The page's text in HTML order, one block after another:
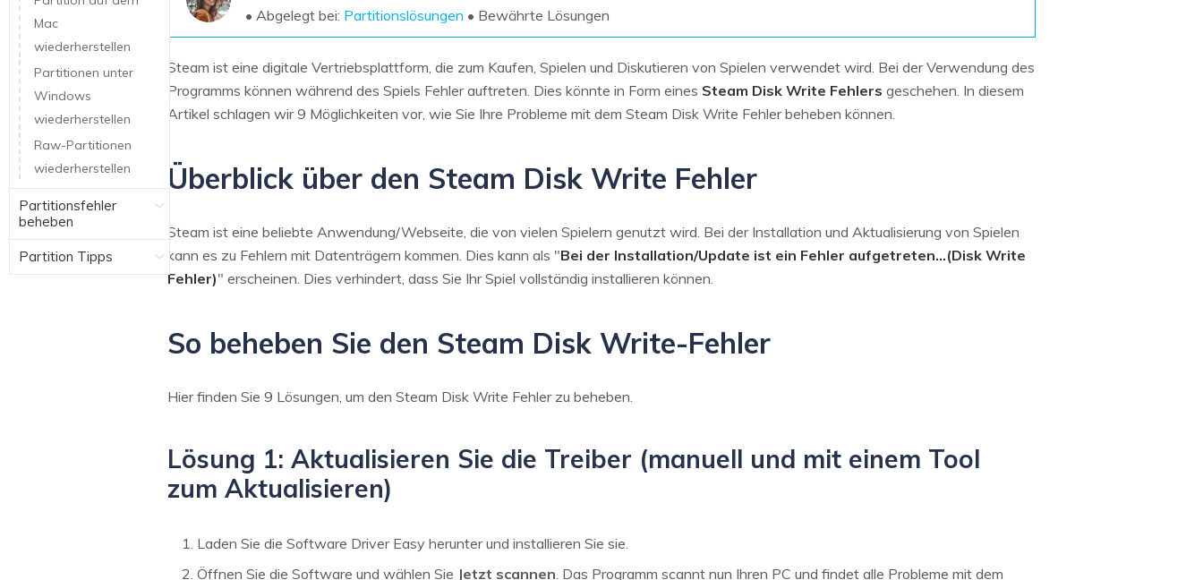
Alle Produkte ansehen
Mac-Papierkorb-Wiederherstellung
ZIP-
Wiederherstellung
Email-
Wiederherstellung
PPT-
Wiederherstellung
PDF-
Wiederherstellung
Formatierte Festplatte
wiederherstellen
RAID
Datenrettung
Wiederherstellung nach
Werkseinstellung
RAW-Festplatten-
ALLE FUNKTIONEN ENTDECKEN
• Abgelegt bei: Partitionslösungen • Bewährte Lösungen
Steam ist eine digitale Vertriebsplattform, die zum Kaufen, Spielen und Diskutieren von Spielen verwendet wird. Bei der Verwendung des
Programms können während des Spiels Fehler auftreten. Dies könnte in Form eines Steam Disk Write Fehlers geschehen. In diesem
Artikel schlagen wir 9 Möglichkeiten vor, wie Sie Ihre Probleme mit dem Steam Disk Write Fehler beheben können.
Überblick über den Steam Disk Write Fehler
Steam ist eine beliebte Anwendung/Webseite, die von vielen Spielern genutzt wird. Bei der Installation und Aktualisierung von Spielen
kann es zu Fehlern mit Datenträgern kommen. Dies kann als "Bei der Installation/Update ist ein Fehler aufgetreten...(Disk Write
Fehler)" erscheinen. Dies verhindert, dass Sie Ihr Spiel vollständig installieren können.
So beheben Sie den Steam Disk Write-Fehler
Hier finden Sie 9 Lösungen, um den Steam Disk Write Fehler zu beheben.
Lösung 1: Aktualisieren Sie die Treiber (manuell und mit einem Tool
zum Aktualisieren)
Laden Sie die Software Driver Easy herunter und installieren Sie sie.
Öffnen Sie die Software und wählen Sie Jetzt scannen. Das Programm scannt nun Ihren PC und findet alle Probleme mit dem
Mac
wiederherstellen
Partitionen unter
Windows
wiederherstellen
Raw-Partitionen
wiederherstellen
Partitionsfehler
beheben
Partition Tipps